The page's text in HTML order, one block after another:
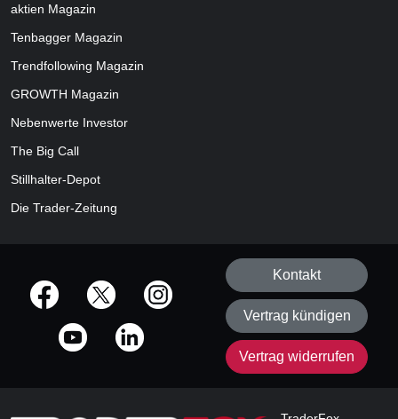
aktien Magazin
Tenbagger Magazin
Trendfollowing Magazin
GROWTH Magazin
Nebenwerte Investor
The Big Call
Stillhalter-Depot
Die Trader-Zeitung
offizielle Social Media-Accounts
Kontakt
Vertrag kündigen
Vertrag widerrufen